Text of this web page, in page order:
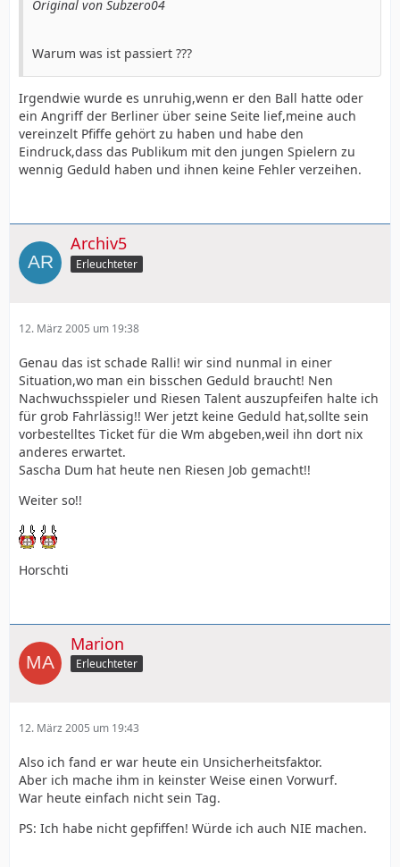
Original von Subzero04
Warum was ist passiert ???
Irgendwie wurde es unruhig,wenn er den Ball hatte oder
ein Angriff der Berliner über seine Seite lief,meine auch
vereinzelt Pfiffe gehört zu haben und habe den
Eindruck,dass das Publikum mit den jungen Spielern zu
wennig Geduld haben und ihnen keine Fehler verzeihen.
Archiv5
Erleuchteter
12. März 2005 um 19:38
Genau das ist schade Ralli! wir sind nunmal in einer
Situation,wo man ein bisschen Geduld braucht! Nen
Nachwuchsspieler und Riesen Talent auszupfeifen halte ich
für grob Fahrlässig!! Wer jetzt keine Geduld hat,sollte sein
vorbestelltes Ticket für die Wm abgeben,weil ihn dort nix
anderes erwartet.
Sascha Dum hat heute nen Riesen Job gemacht!!
Weiter so!!
Horschti
Marion
Erleuchteter
12. März 2005 um 19:43
Also ich fand er war heute ein Unsicherheitsfaktor.
Aber ich mache ihm in keinster Weise einen Vorwurf.
War heute einfach nicht sein Tag.
PS: Ich habe nicht gepfiffen! Würde ich auch NIE machen.